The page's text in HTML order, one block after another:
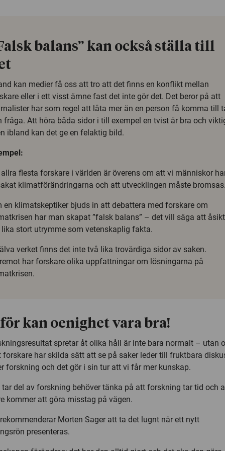
balans” kan också ställa till
kan medier få oss att tro att det finns en konflikt mellan
eller i ett visst ämne fast det inte gör det. Det beror på att
har som regel att låta mer än en person få komma till
fråga. Att höra båda sidor i till exempel en tvist är bra och
ibland kan det ge en felaktig bild.
allra flesta forskare i världen är överens om att vi människor
klimatförändringarna och att utvecklingen måste bromsas.
en klimatskeptiker bjuds in att debattera med forskare om
har man skapat ”falsk balans” – det vill säga att
stort utrymme som vetenskaplig fakta.
verket finns det inte två lika trovärdiga sidor av saken.
har forskare olika uppfattningar om lösningarna på
kan oenighet vara bra!
spretar åt olika håll är inte bara normalt – utan
forskare har skilda sätt att se på saker leder till fruktbara
forskning och det gör i sin tur att vi får mer kunskap.
tar del av forskning behöver tänka på att forskning tar tid och
kommer att göra misstag på vägen.
Morten Sager att ta det lugnt när ett nytt
presenteras.